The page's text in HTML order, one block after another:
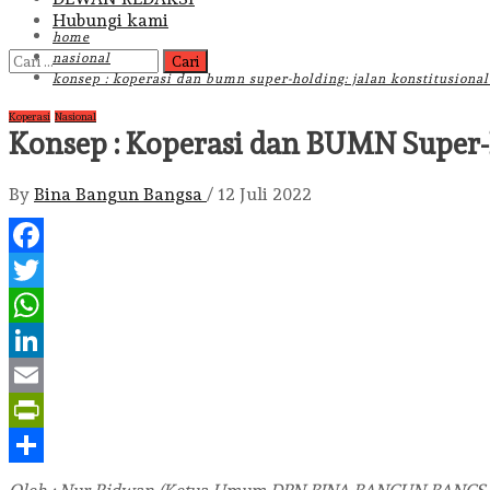
Hubungi kami
Cari
untuk:
home
nasional
konsep : koperasi dan bumn super-holding: jalan
Koperasi Nasional
Konsep : Koperasi dan BUMN
By Bina Bangun Bangsa / 12 Juli 2022
Facebook
Twitter
WhatsApp
LinkedIn
Email
PrintFriendly
Share